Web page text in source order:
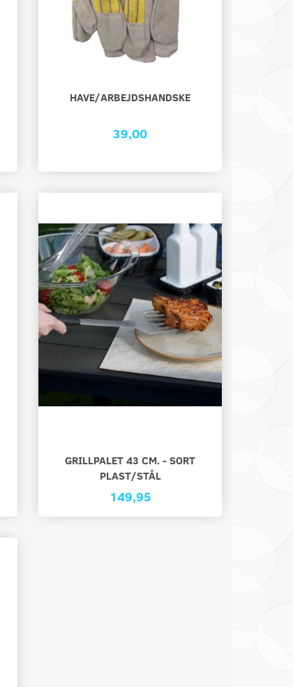
HAVE/ARBEJDSHANDSKE
39,00
GRILLPALET 43 CM. - SORT
PLAST/STÅL
149,95